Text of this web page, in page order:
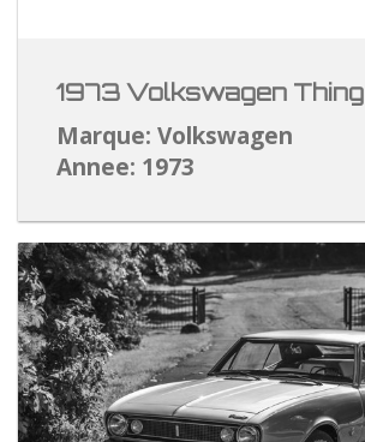
1973 Volkswagen Thing
Marque: Volkswagen
Annee: 1973